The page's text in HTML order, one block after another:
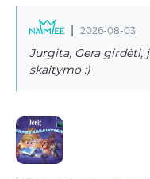
| 2026-08-03
Jurgita, Gera girdėti,
skaitymo :)